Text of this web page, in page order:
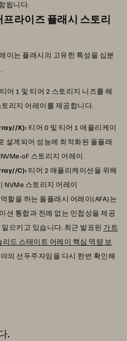
됩니다.
라이즈 플래시 스토리
이는 플래시의 고유한 특성을 십분
어 1 및 티어 2 스토리지 니즈를 해
리지 어레이를 제공합니다.
X): 티어 0 및 티어 1 애플리케이
설계되어 성능에 최적화된 올플래
oF 스토리지 어레이
C): 티어 2 애플리케이션을 위해
NVMe 스토리지 어레이
할을 하는 올플래시 어레이(AFA)는
션 통합과 전례 없는 민첩성을 제공
으키고 있습니다. 최근 발표된 가트
드 스테이트 어레이 핵심 역량 보
의 선두주자임을 다시 한번 확인해
.